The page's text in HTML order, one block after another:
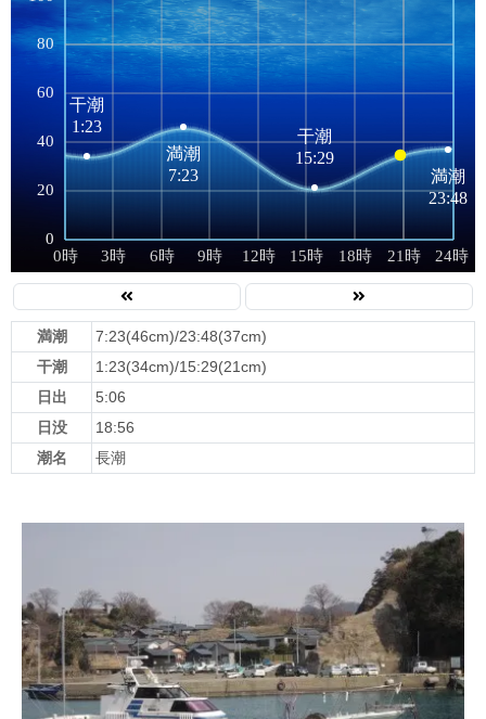
満潮
7:23(46cm)/23:48(37cm)
干潮
1:23(34cm)/15:29(21cm)
日出
5:06
日没
18:56
潮名
長潮